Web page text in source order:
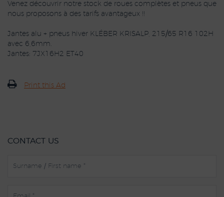
Venez découvrir notre stock de roues complètes et pneus que
nous proposons à des tarifs avantageux !!
Jantes alu + pneus hiver KLÉBER KRISALP, 215/65 R16 102H
avec 6,6mm.
Jantes: 7JX16H2 ET40
Print this Ad
CONTACT US